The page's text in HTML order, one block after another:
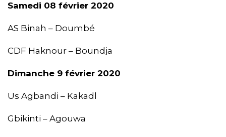
Samedi 08 février 2020
AS Binah – Doumbé
CDF Haknour – Boundja
Dimanche 9 février 2020
Us Agbandi – Kakadl
Gbikinti – Agouwa